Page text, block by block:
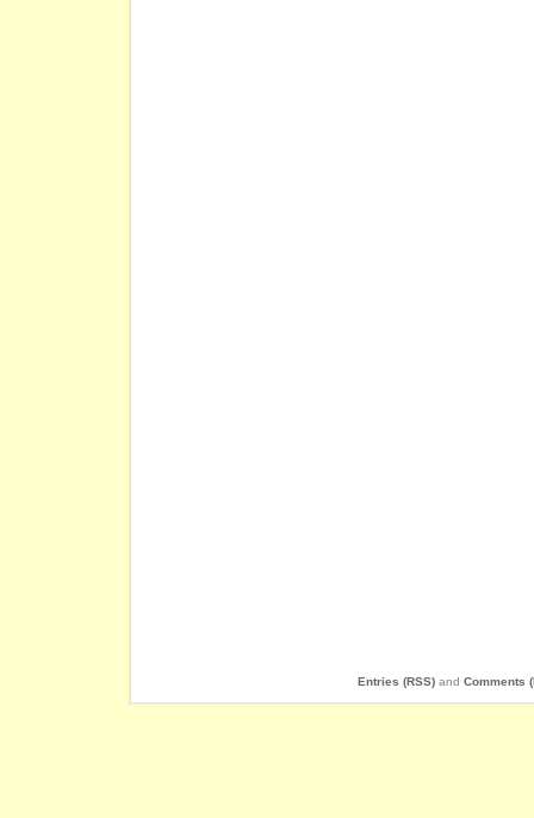
Entries (RSS) and Comments